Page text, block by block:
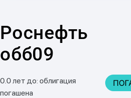
Роснефть
обб09
0.0 лет до: облигация
погашена